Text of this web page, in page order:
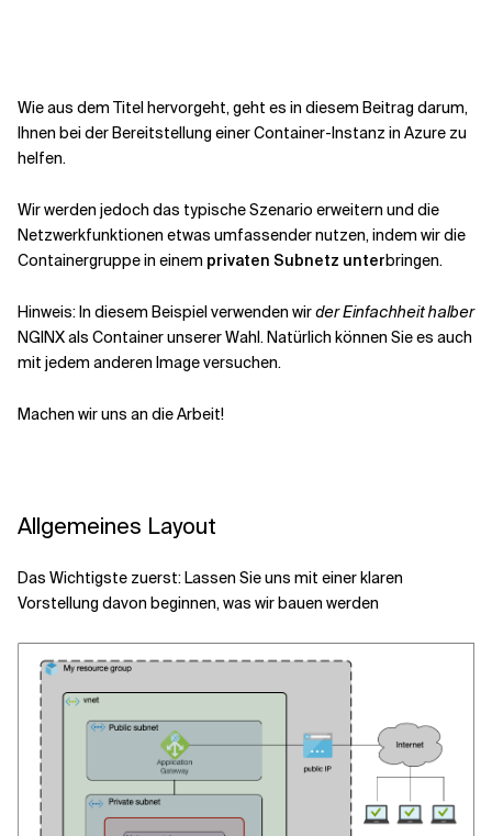
Wie aus dem Titel hervorgeht, geht es in diesem Beitrag darum,
Ihnen bei der Bereitstellung einer Container-Instanz in Azure zu
helfen.
Wir werden jedoch das typische Szenario erweitern und die
Netzwerkfunktionen etwas umfassender nutzen, indem wir die
Containergruppe in einem privaten Subnetz unterbringen.
Hinweis: In diesem Beispiel verwenden wirder Einfachheit halber
NGINX als Container unserer Wahl. Natürlich können Sie es auch
mit jedem anderen Image versuchen.
Machen wir uns an die Arbeit!
Allgemeines Layout
Das Wichtigste zuerst: Lassen Sie uns mit einer klaren
Vorstellung davon beginnen, was wir bauen werden